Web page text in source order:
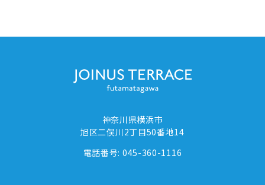
神奈川県横浜市
旭区二俣川2丁目50番地14
電話番号: 045-360-1116